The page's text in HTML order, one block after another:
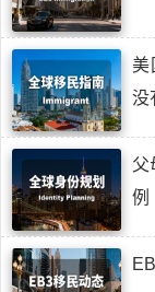
美
没
父
例